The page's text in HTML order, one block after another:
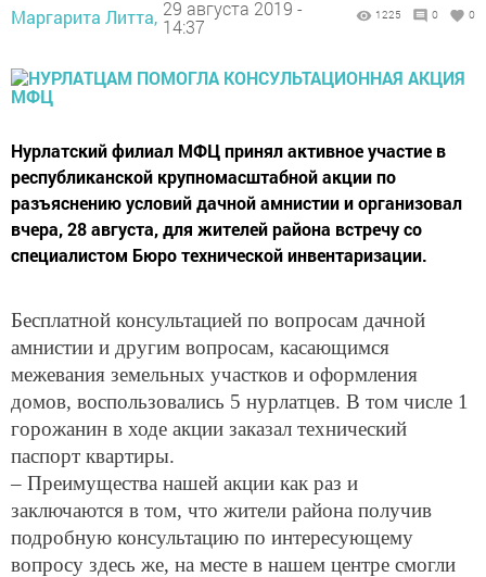
Маргарита Литта, 29 августа 2019 -
14:37
1225 0 0
Нурлатский филиал МФЦ принял активное участие в
республиканской крупномасштабной акции по
разъяснению условий дачной амнистии и организовал
вчера, 28 августа, для жителей района встречу со
специалистом Бюро технической инвентаризации.
Бесплатной консультацией по вопросам дачной
амнистии и другим вопросам, касающимся
межевания земельных участков и оформления
домов, воспользовались 5 нурлатцев. В том числе 1
горожанин в ходе акции заказал технический
паспорт квартиры.
– Преимущества нашей акции как раз и
заключаются в том, что жители района получив
подробную консультацию по интересующему
вопросу здесь же, на месте в нашем центре смогли